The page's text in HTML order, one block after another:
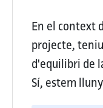
En el context
projecte,
d'equilibri de
Sí, estem